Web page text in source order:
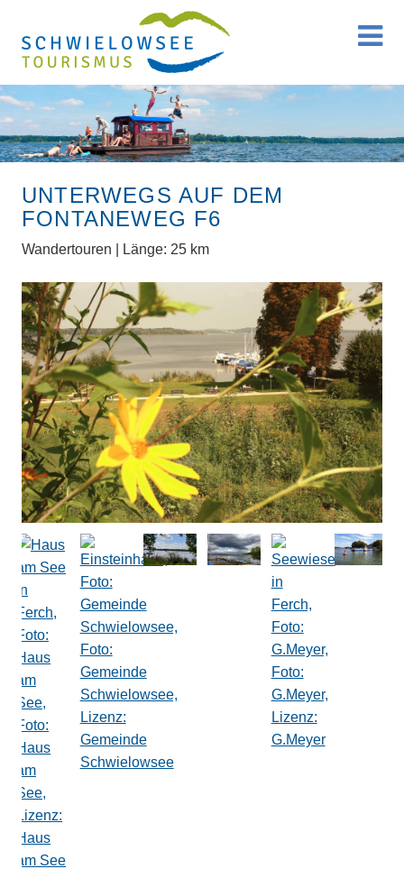
UNTERWEGS AUF DEM
FONTANEWEG F6
Wandertouren | Länge: 25 km